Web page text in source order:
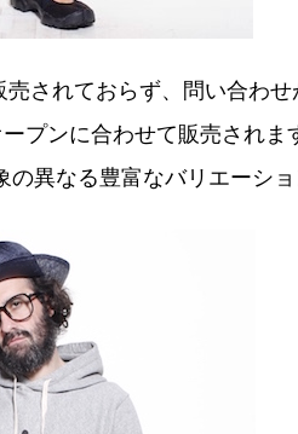
されておらず、問い合わ
プンに合わせて販売されま
異なる豊富なバリエーショ